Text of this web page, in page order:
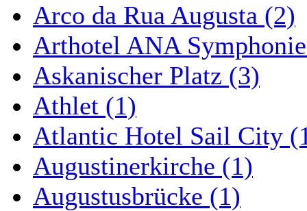
Arco da Rua Augusta (2)
Arthotel ANA
Askanischer Platz (3)
Athlet (1)
Atlantic Hotel Sail City
Augustinerkirche (1)
Augustusbrücke (1)